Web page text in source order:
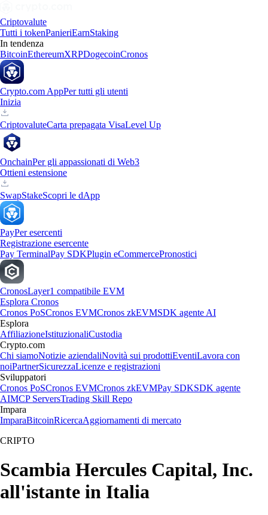
Criptovalute
Tutti i tokenPanieriEarnStaking
In tendenza
BitcoinEthereumXRPDogecoinCronos
Crypto.com AppPer tutti gli utenti
Inizia
CriptovaluteCarta prepagata VisaLevel Up
OnchainPer gli appassionati di Web3
Ottieni estensione
SwapStakeScopri le dApp
PayPer esercenti
Registrazione esercente
Pay TerminalPay SDKPlugin eCommercePronostici
CronosLayer1 compatibile EVM
Esplora Cronos
Cronos PoSCronos EVMCronos zkEVMSDK agente AI
Esplora
AffiliazioneIstituzionaliCustodia
Crypto.com
Chi siamoNotizie aziendaliNovità sui prodottiEventiLavora con
noiPartnerSicurezzaLicenze e registrazioni
Sviluppatori
Cronos PoSCronos EVMCronos zkEVMPay SDKSDK agente
AIMCP ServersTrading Skill Repo
Impara
ImparaBitcoinRicercaAggiornamenti di mercato
CRIPTO
Scambia Hercules Capital, Inc.
all'istante in Italia